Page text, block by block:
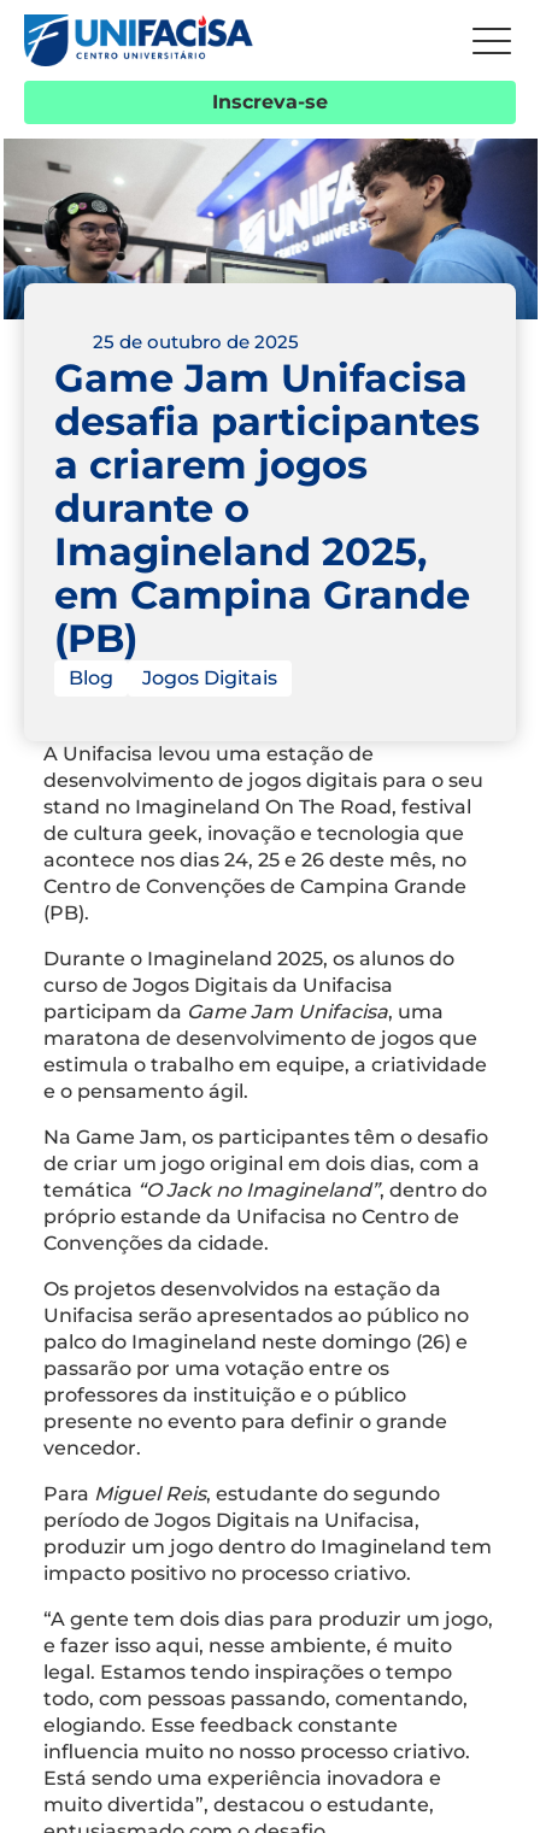
Inscreva-se
25 de outubro de 2025
Game Jam Unifacisa
desafia participantes
a criarem jogos
durante o
Imagineland 2025,
em Campina Grande
(PB)
Blog Jogos Digitais
A Unifacisa levou uma estação de
desenvolvimento de jogos digitais para o seu
stand no Imagineland On The Road, festival
de cultura geek, inovação e tecnologia que
acontece nos dias 24, 25 e 26 deste mês, no
Centro de Convenções de Campina Grande
(PB).
Durante o Imagineland 2025, os alunos do
curso de Jogos Digitais da Unifacisa
participam da Game Jam Unifacisa, uma
maratona de desenvolvimento de jogos que
estimula o trabalho em equipe, a criatividade
e o pensamento ágil.
Na Game Jam, os participantes têm o desafio
de criar um jogo original em dois dias, com a
temática “O Jack no Imagineland”, dentro do
próprio estande da Unifacisa no Centro de
Convenções da cidade.
Os projetos desenvolvidos na estação da
Unifacisa serão apresentados ao público no
palco do Imagineland neste domingo (26) e
passarão por uma votação entre os
professores da instituição e o público
presente no evento para definir o grande
vencedor.
Para Miguel Reis, estudante do segundo
período de Jogos Digitais na Unifacisa,
produzir um jogo dentro do Imagineland tem
impacto positivo no processo criativo.
“A gente tem dois dias para produzir um jogo,
e fazer isso aqui, nesse ambiente, é muito
legal. Estamos tendo inspirações o tempo
todo, com pessoas passando, comentando,
elogiando. Esse feedback constante
influencia muito no nosso processo criativo.
Está sendo uma experiência inovadora e
muito divertida”, destacou o estudante,